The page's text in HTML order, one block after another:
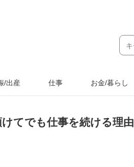
/出産 仕事 お金/暮らし
てでも仕事を続ける理由